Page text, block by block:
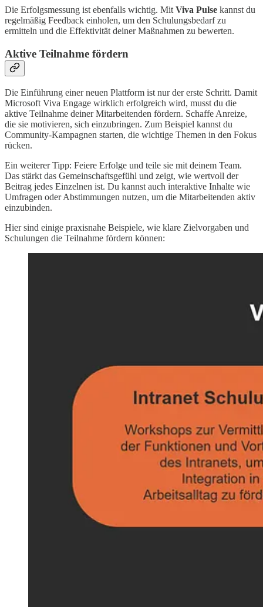
Die Erfolgsmessung ist ebenfalls wichtig. Mit Viva Pulse kannst du
regelmäßig Feedback einholen, um den Schulungsbedarf zu
ermitteln und die Effektivität deiner Maßnahmen zu bewerten.
Aktive Teilnahme fördern
Die Einführung einer neuen Plattform ist nur der erste Schritt. Damit
Microsoft Viva Engage wirklich erfolgreich wird, musst du die
aktive Teilnahme deiner Mitarbeitenden fördern. Schaffe Anreize,
die sie motivieren, sich einzubringen. Zum Beispiel kannst du
Community-Kampagnen starten, die wichtige Themen in den Fokus
rücken.
Ein weiterer Tipp: Feiere Erfolge und teile sie mit deinem Team.
Das stärkt das Gemeinschaftsgefühl und zeigt, wie wertvoll der
Beitrag jedes Einzelnen ist. Du kannst auch interaktive Inhalte wie
Umfragen oder Abstimmungen nutzen, um die Mitarbeitenden aktiv
einzubinden.
Hier sind einige praxisnahe Beispiele, wie klare Zielvorgaben und
Schulungen die Teilnahme fördern können: